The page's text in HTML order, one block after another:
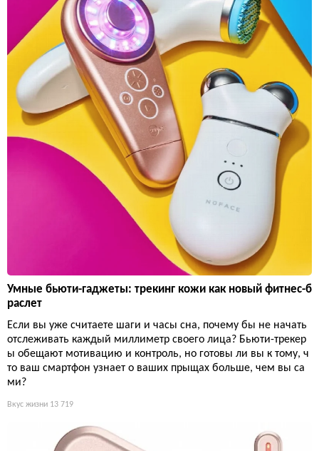
Умные бьюти-гаджеты: трекинг кожи как новый фитнес-б
раслет
Если вы уже считаете шаги и часы сна, почему бы не начать
отслеживать каждый миллиметр своего лица? Бьюти-трекер
ы обещают мотивацию и контроль, но готовы ли вы к тому, ч
то ваш смартфон узнает о ваших прыщах больше, чем вы са
ми?
Вкус жизни 13 719